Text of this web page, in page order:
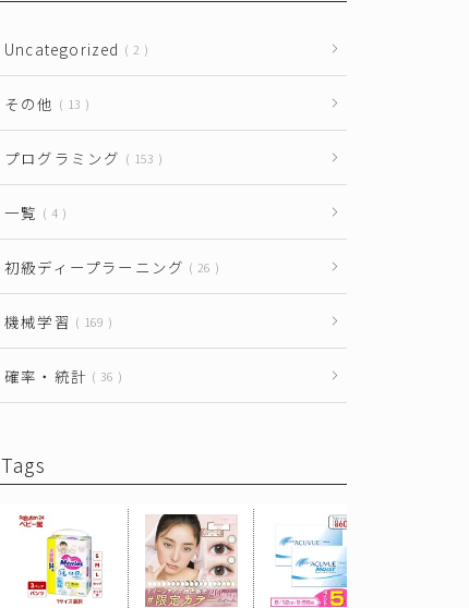
Uncategorized 2
その他 13
プログラミング 153
一覧 4
初級ディープラーニング 26
機械学習 169
確率・統計 36
Tags